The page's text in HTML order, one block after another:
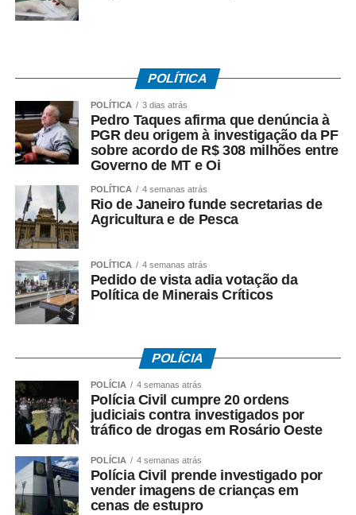
Instituído pela Lei nº 7.998/90, o abono salarial pode
chegar até a um salário mínimo, proporcional ao
período trabalhado. Os recursos vêm do Fundo de
Amparo ao Trabalhador (FAT), com a habilitação feita
pelo Ministério do Trabalho e Emprego.
Como o pagamento é feito
Para trabalhadores da iniciativa privada (PIS)
• A Caixa Econômica Federal realiza o pagamento
prioritariamente por:
• Crédito em conta corrente ou poupança da Caixa;
• Depósito em Poupança Social Digital, movimentada
Quem não possui conta pode sacar:
• Com Cartão Social e senha em lotéricas, caixas
eletrônicos e correspondentes CAIXA Aqui;
• Nas agências, com documento oficial com foto;
POLÍTICA
POLÍTICA 3 dias atrás
Pedro Taques afirma que denúncia à
PGR deu origem à investigação da PF
sobre acordo de R$ 308 milhões entre
Governo de MT e Oi
POLÍTICA 4 semanas atrás
Rio de Janeiro funde secretarias de
Agricultura e de Pesca
POLÍTICA 4 semanas atrás
Pedido de vista adia votação da
Política de Minerais Críticos
POLÍCIA
POLÍCIA 4 semanas atrás
Polícia Civil cumpre 20 ordens
judiciais contra investigados por
tráfico de drogas em Rosário Oeste
POLÍCIA 4 semanas atrás
Polícia Civil prende investigado por
vender imagens de crianças em
cenas de estupro